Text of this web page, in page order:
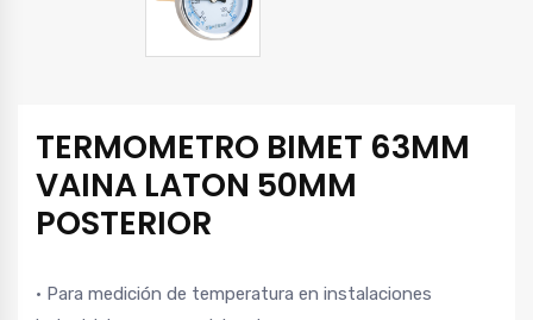
TERMOMETRO BIMET 63MM
VAINA LATON 50MM
POSTERIOR
• Para medición de temperatura en instalaciones